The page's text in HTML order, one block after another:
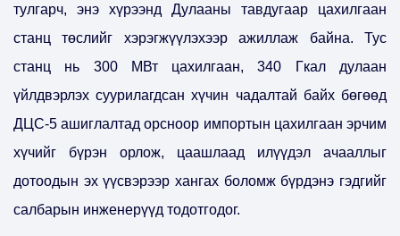
тулгарч, энэ хүрээнд Дулааны тавдугаар цахилгаан
станц төслийг хэрэгжүүлэхээр ажиллаж байна. Тус
станц нь 300 МВт цахилгаан, 340 Гкал дулаан
үйлдвэрлэх суурилагдсан хүчин чадалтай байх бөгөөд
ДЦС-5 ашиглалтад орсноор импортын цахилгаан эрчим
хүчийг бүрэн орлож, цаашлаад илүүдэл ачааллыг
дотоодын эх үүсвэрээр хангах боломж бүрдэнэ гэдгийг
салбарын инженерүүд тодотгодог.